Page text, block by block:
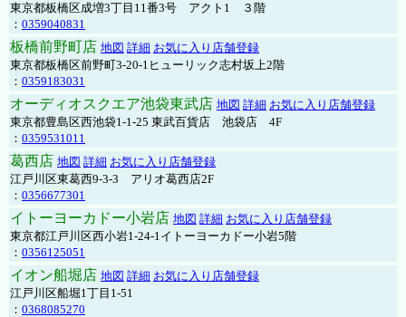
東京都板橋区成増3丁目11番3号 アクト1 ３階
： 0359040831
板橋前野町店 地図 詳細 お気に入り店舗登録
東京都板橋区前野町3-20-1ヒューリック志村坂上2階
： 0359183031
オーディオスクエア池袋東武店 地図 詳細 お気に入り店舗登録
東京都豊島区西池袋1-1-25 東武百貨店 池袋店 4F
： 0359531011
葛西店 地図 詳細 お気に入り店舗登録
江戸川区東葛西9-3-3 アリオ葛西店2F
： 0356677301
イトーヨーカドー小岩店 地図 詳細 お気に入り店舗登録
東京都江戸川区西小岩1-24-1イトーヨーカドー小岩5階
： 0356125051
イオン船堀店 地図 詳細 お気に入り店舗登録
江戸川区船堀1丁目1-51
： 0368085270